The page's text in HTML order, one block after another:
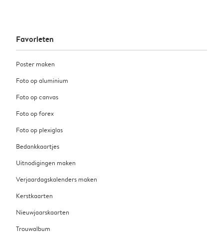
Favorieten
Poster maken
Foto op aluminium
Foto op canvas
Foto op forex
Foto op plexiglas
Bedankkaartjes
Uitnodigingen maken
Verjaardagskalenders maken
Kerstkaarten
Nieuwjaarskaarten
Trouwalbum